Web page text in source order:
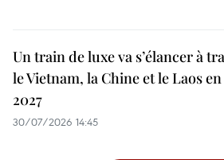
Un train de luxe va s’élancer à
le Vietnam, la Chine et le Laos en
2027
30/07/2026 14:45